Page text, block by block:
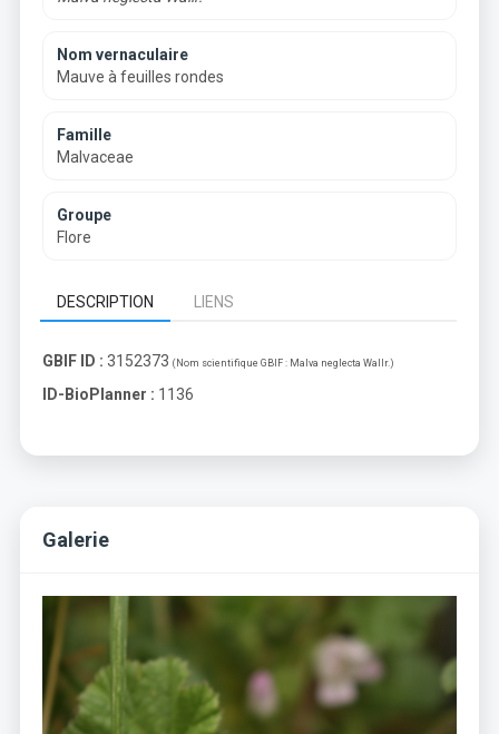
Nom vernaculaire
Mauve à feuilles rondes
Famille
Malvaceae
Groupe
Flore
DESCRIPTION LIENS
GBIF ID : 3152373 (Nom scientifique GBIF : Malva neglecta Wallr.)
ID-BioPlanner : 1136
Galerie
Previous Next